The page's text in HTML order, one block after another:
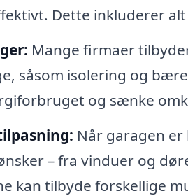
Dette inkluderer
Mange firmaer
såsom isolering og
og sænke
Når garagen
– fra vinduer og
kan tilbyde forskellige